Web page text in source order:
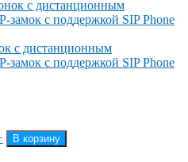
с дистанционным
замок с поддержкой SIP Phone
В корзину